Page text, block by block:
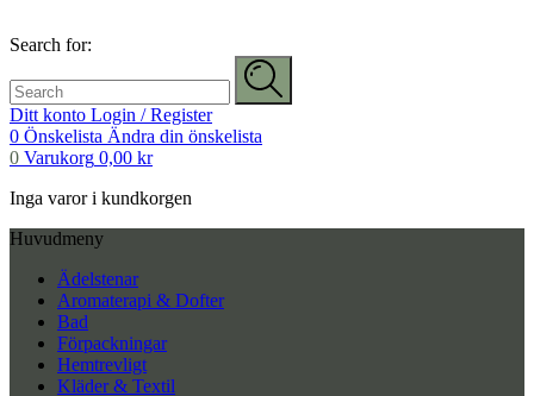
Search for:
Ditt konto Login / Register
0 Önskelista Ändra din önskelista
0 Varukorg 0,00 kr
Inga varor i kundkorgen
Huvudmeny
Ädelstenar
Aromaterapi & Dofter
Bad
Förpackningar
Hemtrevligt
Kläder & Textil